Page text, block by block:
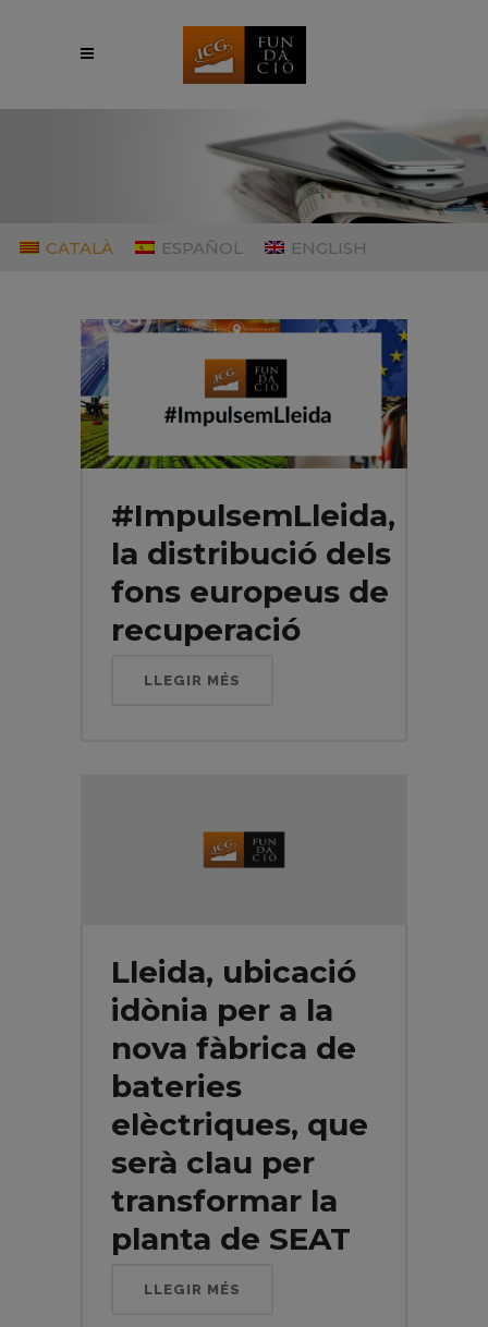
CATALÀ ESPAÑOL ENGLISH
#ImpulsemLleida,
la distribució dels
fons europeus de
recuperació
LLEGIR MÉS
Lleida, ubicació
idònia per a la
nova fàbrica de
bateries
elèctriques, que
serà clau per
transformar la
planta de SEAT
LLEGIR MÉS